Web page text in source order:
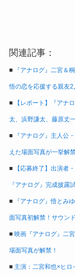
関連記事：
■ 『アナログ』二宮＆
悟の恋を応援する親友
■ 【レポート】『アナ
太、浜野謙太、藤原丈
■ 『アナログ』主人公
えた場面写真が一挙解禁
■ 【応募終了】出演者
『アナログ』完成披
■ 『アナログ』悟とみ
面写真初解禁！サウン
■ 映画『アナログ』二
場面写真が解禁！
■ 主演：二宮和也×ヒロ